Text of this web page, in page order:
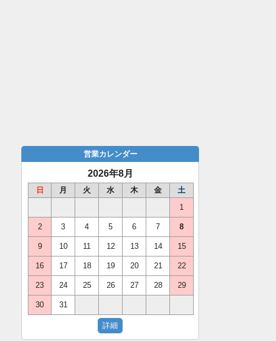
営業カレンダー
2026年8月
日 月 火 水 木 金
土
1
2 3 4 5 6 7 8
9 10 11 12 13 14 15
16 17 18 19 20 21 22
23 24 25 26 27 28 29
30 31